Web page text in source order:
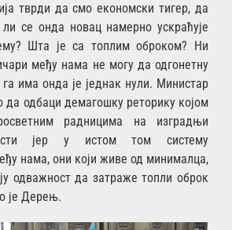
тврди да смо економски тигер, да
се онда новац намерно ускраћује
Шта је са топлим оброком? Ни
међу нама не могу да одгонетну
има онда је једнак нули. Министар
да одбаци демагошку реторику којом
радницима на изградњи
јер у истом том систему
нама, они који живе од минималца,
одважност да затраже топли оброк
је Дерењ.